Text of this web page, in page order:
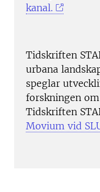
kanal.
Tidskriften
urbana
speglar
forskningen
Tidskriften
Movium vid